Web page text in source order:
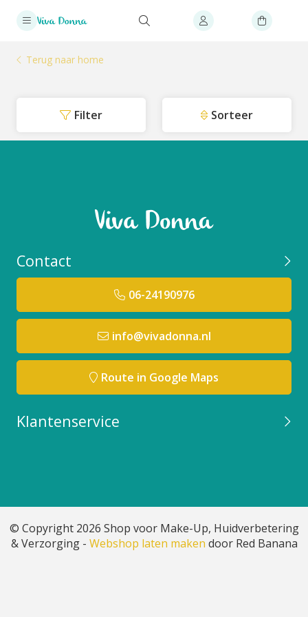
Terug naar home
Filter Sorteer
Contact
06-24190976
info@vivadonna.nl
Route in Google Maps
Klantenservice
© Copyright 2026 Shop voor Make-Up, Huidverbetering
& Verzorging - Webshop laten maken door Red Banana